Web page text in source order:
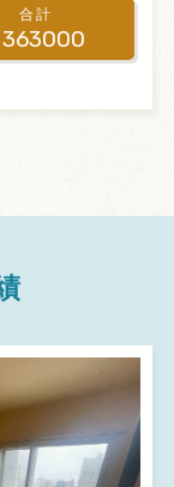
合計
363000